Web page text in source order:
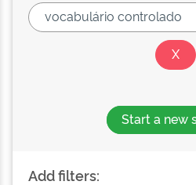
Start a new
Add filters: